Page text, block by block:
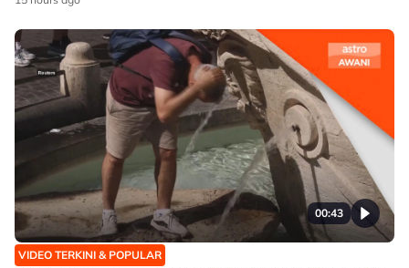
00:43
VIDEO TERKINI & POPULAR